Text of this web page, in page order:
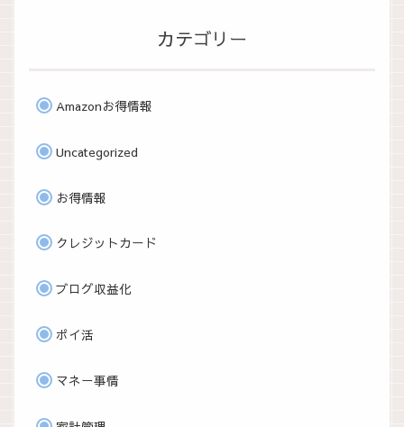
カテゴリー
Amazonお得情報
Uncategorized
お得情報
クレジットカード
ブログ収益化
ポイ活
マネー事情